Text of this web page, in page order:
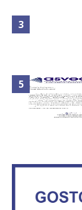
Maior São João do
movimenta fim de
Circulação de ar